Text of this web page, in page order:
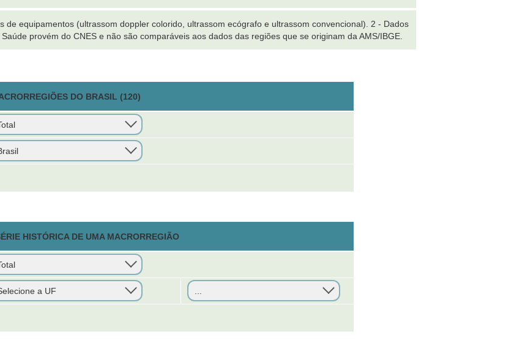
de equipamentos (ultrassom doppler colorido, ultrassom ecógrafo e ultrassom convencional). 2 - Dados
provém do CNES e não são comparáveis aos dados das regiões que se originam da AMS/IBGE.
DO BRASIL (120)
HISTÓRICA DE UMA MACRORREGIÃO